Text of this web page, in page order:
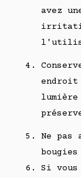
avez
Ne pas
Si